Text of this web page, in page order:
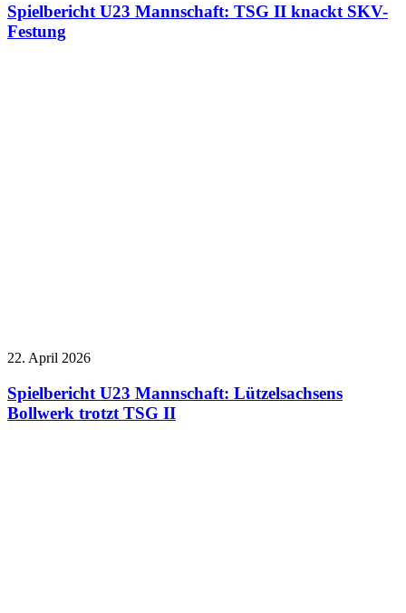
Spielbericht U23 Mannschaft: TSG II knackt SKV-
Festung
22. April 2026
Spielbericht U23 Mannschaft: Lützelsachsens
Bollwerk trotzt TSG II